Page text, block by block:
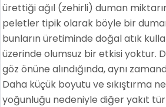
ürettiği ağıl (zehirli) duman
peletler tipik olarak böyle bir
bunların üretiminde doğal atık
üzerinde olumsuz bir etkisi yoktur.
göz önüne alındığında, aynı
Daha küçük boyutu ve sıkıştırma
yoğunluğu nedeniyle diğer yakıt